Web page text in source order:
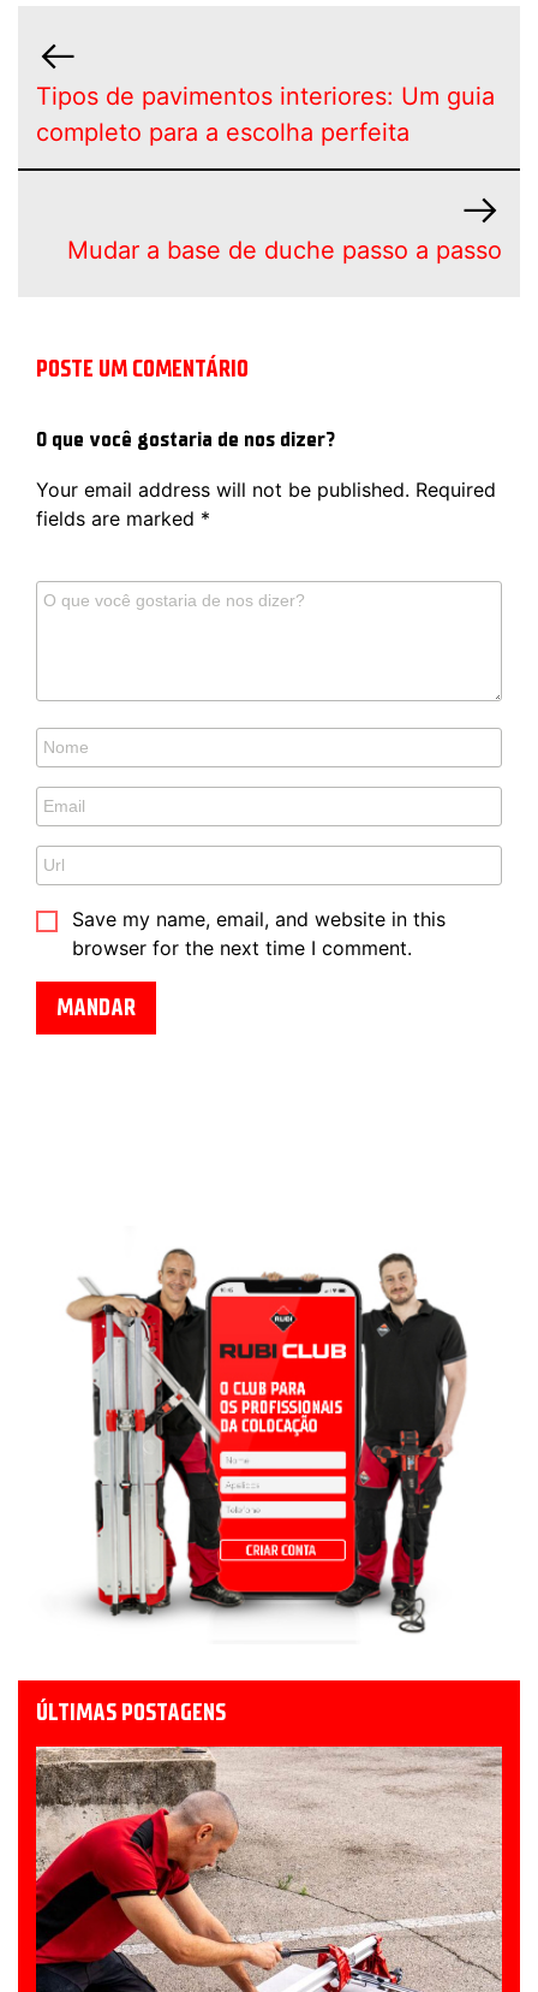
Tipos de pavimentos interiores: Um guia
completo para a escolha perfeita
Mudar a base de duche passo a passo
POSTE UM COMENTÁRIO
O que você gostaria de nos dizer?
Your email address will not be published. Required
fields are marked *
Save my name, email, and website in this
browser for the next time I comment.
ÚLTIMAS POSTAGENS